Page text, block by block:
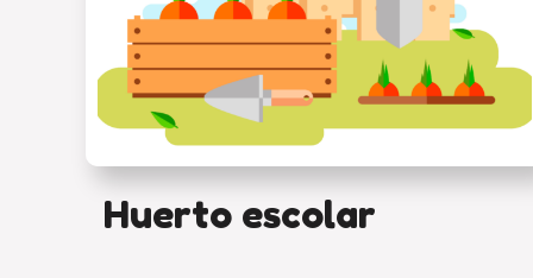
Huerto escolar